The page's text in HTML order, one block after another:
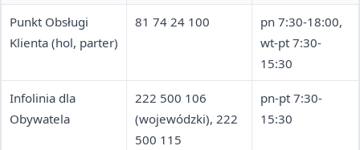
Punkt Obsługi
Klienta (hol, parter)
81 74 24 100
pn 7:30-18:00,
wt-pt 7:30-
15:30
Infolinia dla
Obywatela
222 500 106
(wojewódzki), 222
500 115
pn-pt 7:30-
15:30